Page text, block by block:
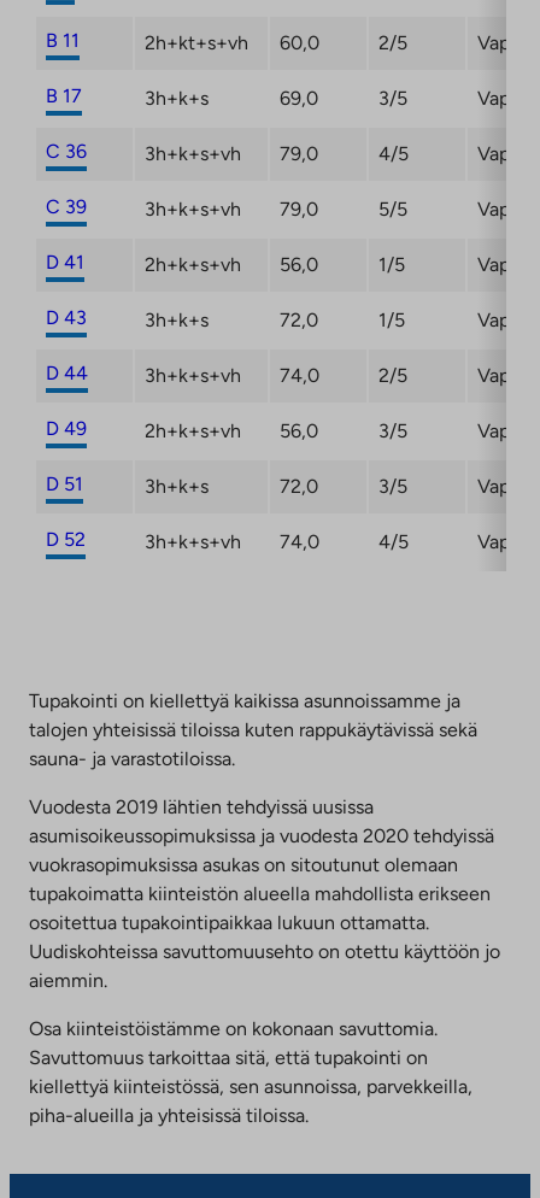
B 11 2h+kt+s+vh 60,0 2/5
B 17 3h+k+s 69,0 3/5 Vapaa
C 36 3h+k+s+vh 79,0 4/5 Vapaa
C 39 3h+k+s+vh 79,0 5/5 Vapaa
D 41 2h+k+s+vh 56,0 1/5
D 43 3h+k+s 72,0 1/5 Vapaa
D 44 3h+k+s+vh 74,0 2/5 Vapaa
D 49 2h+k+s+vh 56,0 3/5 Vapaa
D 51 3h+k+s 72,0 3/5 Vapaa
D 52 3h+k+s+vh 74,0 4/5 Vapaa
Tupakointi on kiellettyä kaikissa asunnoissamme ja
talojen yhteisissä tiloissa kuten rappukäytävissä sekä
sauna- ja varastotiloissa.
Vuodesta 2019 lähtien tehdyissä uusissa
asumisoikeussopimuksissa ja vuodesta 2020 tehdyissä
vuokrasopimuksissa asukas on sitoutunut olemaan
tupakoimatta kiinteistön alueella mahdollista erikseen
osoitettua tupakointipaikkaa lukuun ottamatta.
Uudiskohteissa savuttomuusehto on otettu käyttöön jo
aiemmin.
Osa kiinteistöistämme on kokonaan savuttomia.
Savuttomuus tarkoittaa sitä, että tupakointi on
kiellettyä kiinteistössä, sen asunnoissa, parvekkeilla,
piha-alueilla ja yhteisissä tiloissa.